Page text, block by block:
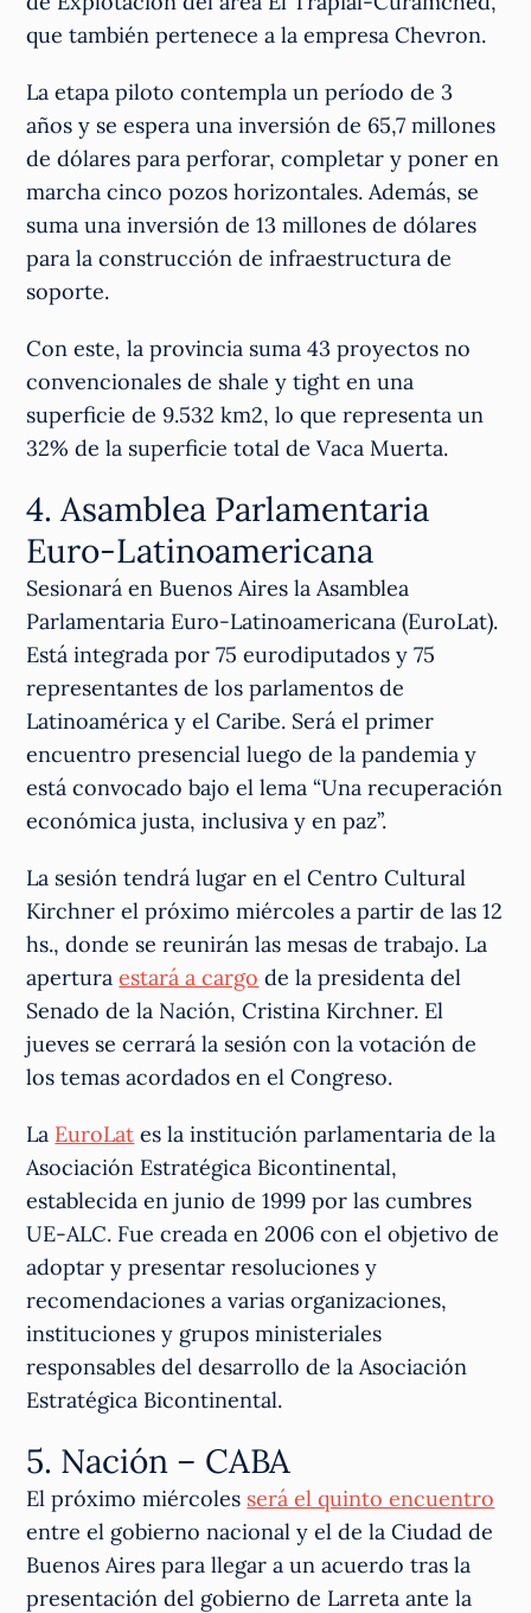
que también pertenece a la empresa Chevron.
La etapa piloto contempla un período de 3
años y se espera una inversión de 65,7 millones
de dólares para perforar, completar y poner en
marcha cinco pozos horizontales. Además, se
suma una inversión de 13 millones de dólares
para la construcción de infraestructura de
soporte.
Con este, la provincia suma 43 proyectos no
convencionales de shale y tight en una
superficie de 9.532 km2, lo que representa un
32% de la superficie total de Vaca Muerta.
4. Asamblea Parlamentaria
Euro-Latinoamericana
Sesionará en Buenos Aires la Asamblea
Parlamentaria Euro-Latinoamericana (EuroLat).
Está integrada por 75 eurodiputados y 75
representantes de los parlamentos de
Latinoamérica y el Caribe. Será el primer
encuentro presencial luego de la pandemia y
está convocado bajo el lema “Una recuperación
económica justa, inclusiva y en paz”.
La sesión tendrá lugar en el Centro Cultural
Kirchner el próximo miércoles a partir de las 12
hs., donde se reunirán las mesas de trabajo. La
aperturaestará a cargo de la presidenta del
Senado de la Nación, Cristina Kirchner. El
jueves se cerrará la sesión con la votación de
los temas acordados en el Congreso.
La EuroLat es la institución parlamentaria de la
Asociación Estratégica Bicontinental,
establecida en junio de 1999 por las cumbres
UE-ALC. Fue creada en 2006 con el objetivo de
adoptar y presentar resoluciones y
recomendaciones a varias organizaciones,
instituciones y grupos ministeriales
responsables del desarrollo de la Asociación
Estratégica Bicontinental.
5. Nación – CABA
El próximo miércoles será el quinto encuentro
entre el gobierno nacional y el de la Ciudad de
Buenos Aires para llegar a un acuerdo tras la
presentación del gobierno de Larreta ante la